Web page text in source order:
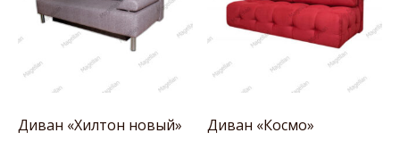
Диван «Хилтон новый» Диван «Космо»